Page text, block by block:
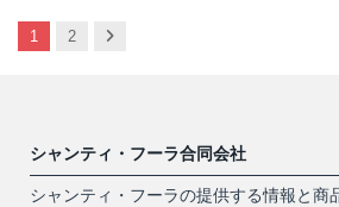
1 2 Next
シャンティ・フーラ合同会社
シャンティ・フーラの提供する情報と商